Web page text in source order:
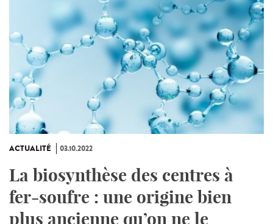
ACTUALITÉ 03.10.2022
La biosynthèse des centres à
fer-soufre : une origine bien
plus ancienne qu’on ne le